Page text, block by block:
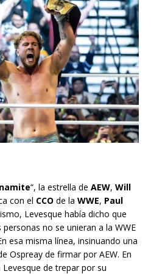
“, la estrella de AEW, Will
con el CCO de la WWE, Paul
Levesque había dicho que
no se unieran a la WWE
esa misma línea, insinuando una
Ospreay de firmar por AEW. En
de trepar por su